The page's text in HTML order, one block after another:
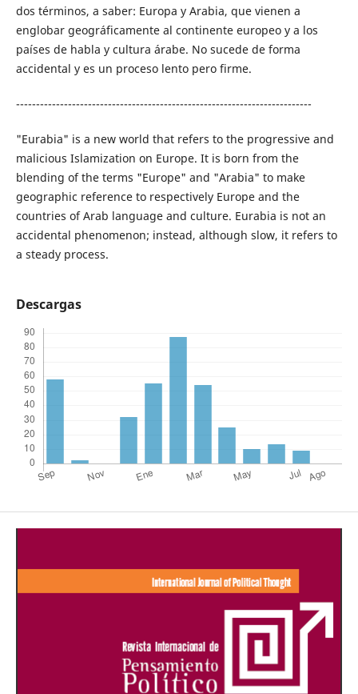
dos términos, a saber: Europa y Arabia, que vienen a
englobar geográficamente al continente europeo y a los
países de habla y cultura árabe. No sucede de forma
accidental y es un proceso lento pero firme.
--------------------------------------------------------------------------
"Eurabia" is a new world that refers to the progressive and
malicious Islamization on Europe. It is born from the
blending of the terms "Europe" and "Arabia" to make
geographic reference to respectively Europe and the
countries of Arab language and culture. Eurabia is not an
accidental phenomenon; instead, although slow, it refers to
a steady process.
Descargas